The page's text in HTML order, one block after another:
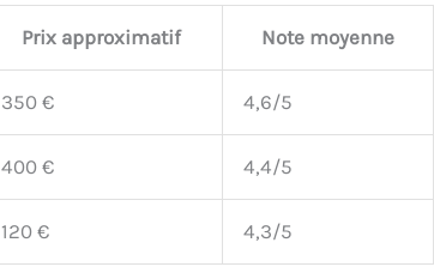
Prix approximatif Note moyenne
350 € 4,6/5
400 € 4,4/5
120 € 4,3/5